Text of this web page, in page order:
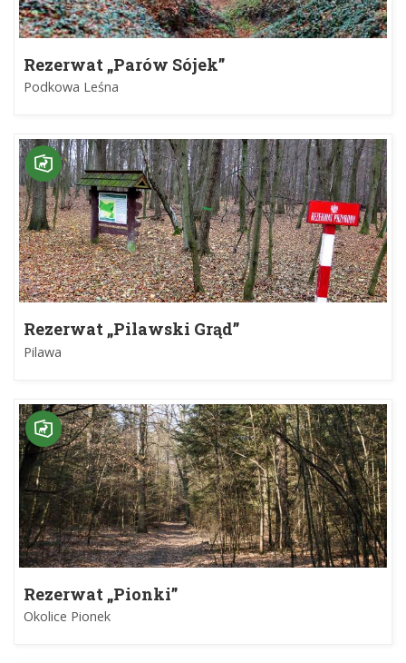
Rezerwat „Parów Sójek”
Podkowa Leśna
Rezerwat „Pilawski Grąd”
Pilawa
Rezerwat „Pionki”
Okolice Pionek